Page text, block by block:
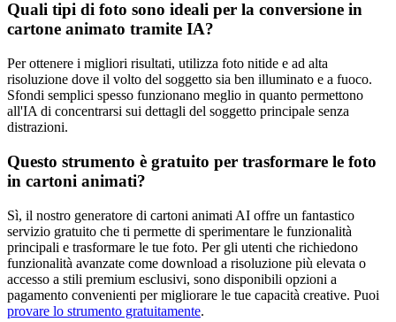
Quali tipi di foto sono ideali per la conversione in
cartone animato tramite IA?
Per ottenere i migliori risultati, utilizza foto nitide e ad alta
risoluzione dove il volto del soggetto sia ben illuminato e a fuoco.
Sfondi semplici spesso funzionano meglio in quanto permettono
all'IA di concentrarsi sui dettagli del soggetto principale senza
distrazioni.
Questo strumento è gratuito per trasformare le foto
in cartoni animati?
Sì, il nostro generatore di cartoni animati AI offre un fantastico
servizio gratuito che ti permette di sperimentare le funzionalità
principali e trasformare le tue foto. Per gli utenti che richiedono
funzionalità avanzate come download a risoluzione più elevata o
accesso a stili premium esclusivi, sono disponibili opzioni a
pagamento convenienti per migliorare le tue capacità creative. Puoi
provare lo strumento gratuitamente.